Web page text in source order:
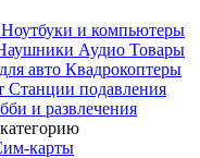
Ноутбуки и компьютеры
Аудио Товары
авто Квадрокоптеры
Станции подавления
и развлечения
карты